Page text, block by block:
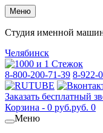
Меню
Студия именной
Челябинск
8-800-200-71-39 8-922-
Заказать бесплатный
Корзина - 0 руб.руб. 0
Меню